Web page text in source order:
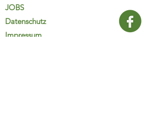
JOBS
Datenschutz
Impressum